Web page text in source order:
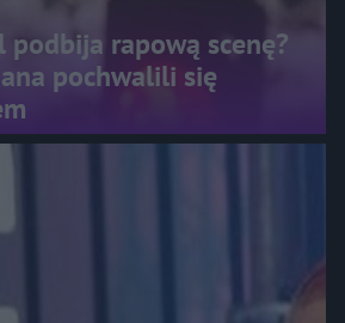
podbija rapową scenę?
pochwalili się